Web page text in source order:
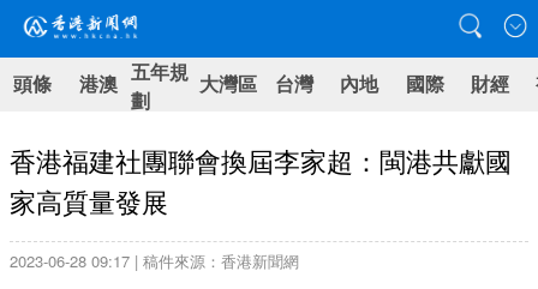
頭條 港澳 五年規
劃
大灣區 台灣 內地 國際 財經
香港福建社團聯會換屆李家超：閩港共獻國
家高質量發展
2023-06-28 09:17 | 稿件來源：香港新聞網